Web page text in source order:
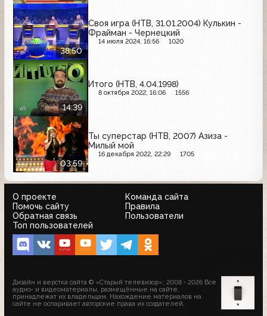
38:50
Своя игра (НТВ, 31.01.2004) Кулькин -
Фрайман - Чернецкий
14 июля 2024, 16:56 1020
14:39
Итого (НТВ, 4.04.1998)
8 октября 2022, 16:06 1556
03:59
Ты суперстар (НТВ, 2007) Азиза -
Милый мой
16 декабря 2022, 22:29 1705
О проекте
Команда сайта
Помочь сайту
Правила
Обратная связь
Пользователи
Топ пользователей
Дизайн и верстка сайта © «Старый телевизор»; 2008 - 2026 Все
аудио- и видеоматериалы, размещённые на сайте,
принадлежат их владельцам. Нахождение материалов на
сайте не оспаривает авторские права их создателей.